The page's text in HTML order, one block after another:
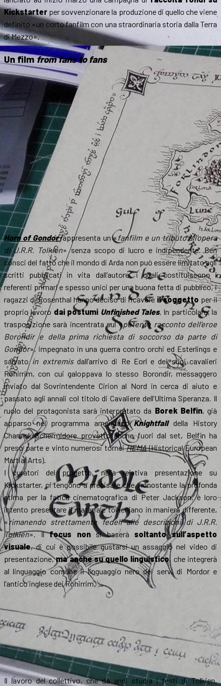
Kickstarter per sovvenzionare la produzione di quello che viene
definito «un corto fanfilm con una straordinaria storia dalla Terra
di Mezzo».
Un filmfrom fans to fans
Horn of Gondorrappresenta un « fanfilm e un tributo all’opera
di J.R.R. Tolkien» senza scopo di lucro e indipendente. Ben
consci del fatto che il mondo di Arda non può essere limitato agli
scritti pubblicati in vita dall’autore, i quali costituiscono i
referenti primari e spesso unici per una buona fetta di pubblico, i
ragazzi di Rosenthal hanno deciso di ricavare il soggetto per il
proprio lavoro dai postumi Unfinished Tales. In particolare, la
trasposizione sarà incentrata sul «potente racconto dell’eroe
Borondir e della prima richiesta di soccorso da parte di
Gondor», impegnato in una guerra contro orchi ed Esterlings e
salvatoin extremisdall’arrivo di Re Eorl e dei suoi cavalieri
Rohirrim, con cui galoppava lo stesso Borondir, messaggero
inviato dal Sovrintendente Cirion al Nord in cerca di aiuto e
passato agli annali col titolo di Cavaliere dell’Ultima Speranza. Il
ruolo del protagonista sarà interpretato da Borek Belfin, già
apparso nel programma americanoKnightfalldella History
Channel. Schermidore provetto anche fuori dal set, Belfin ha
preso parte e vinto numerosi torneiHEMA(Historical European
Martial Arts).
I curatori del progetto, nella relativa presentazione su
Kickstarter, ci tengono a precisare che, nonostante la profonda
stima per la fatica cinematografica di Peter Jackson, è loro
intento presentare il materiale tolkeniano in maniera differente,
«rimanendo strettamente fedeli alle descrizioni di J.R.R.
Tolkien». Ilfocus nonsi baserà soltanto sull’aspetto
visuale, di cui è possibile gustarsi un assaggio nel video di
presentazione,ma anche su quello linguistico, che integrerà
al linguaggio comune il linguaggio nero dei servi di Mordor e
l’antico inglese dei Rohirrim.
Il lavoro del collettivo, che da anni studia i testi di Tolkien,